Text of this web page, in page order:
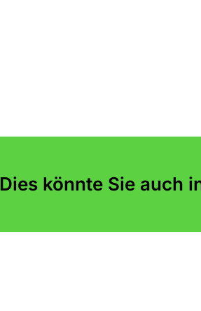
Dies könnte Sie auch